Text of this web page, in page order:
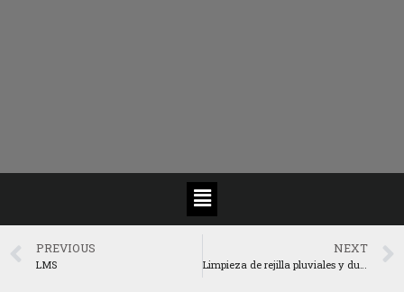
PREVIOUS
LMS
NEXT
Limpieza de rejilla pluviales y ductería de PVC en topes